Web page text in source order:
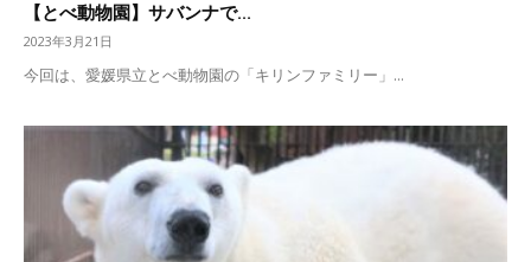
【とべ動物園】サバンナで...
2023年3月21日
今回は、愛媛県立とべ動物園の「キリンファミリー」...